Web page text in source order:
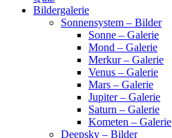
Bildergalerie
Sonnensystem – Bilder
Sonne – Galerie
Mond – Galerie
Merkur – Galerie
Venus – Galerie
Mars – Galerie
Jupiter – Galerie
Saturn – Galerie
Kometen – Galerie
Deepsky – Bilder